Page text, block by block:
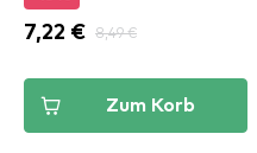
7,22 € 8,49 €
Zum Korb